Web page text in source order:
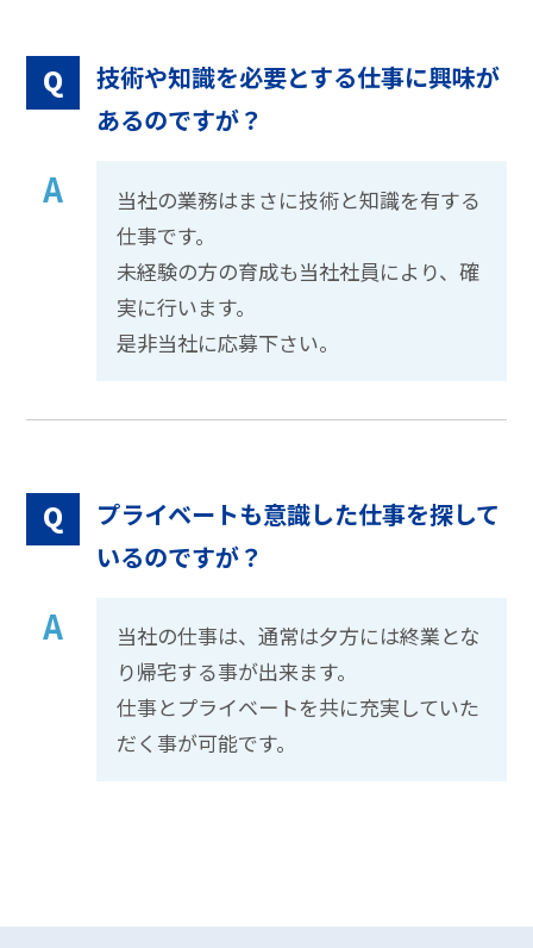
Q
技術や知識を必要とする仕事に興味が
あるのですが？
A
当社の業務はまさに技術と知識を有する
仕事です。
未経験の方の育成も当社社員により、確
実に行います。
是非当社に応募下さい。
Q
プライベートも意識した仕事を探して
いるのですが？
A
当社の仕事は、通常は夕方には終業とな
り帰宅する事が出来ます。
仕事とプライベートを共に充実していた
だく事が可能です。